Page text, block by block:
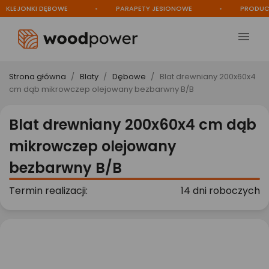
DĘBOWE PARAPETY JESIONOWE PRODUCENT

Strona główna Blaty Dębowe
Blat drewniany 200x60x4
cm dąb mikrowczep olejowany bezbarwny B/B
Blat drewniany 200x60x4 cm dąb
mikrowczep olejowany
bezbarwny B/B
Termin realizacji: 14 dni roboczych